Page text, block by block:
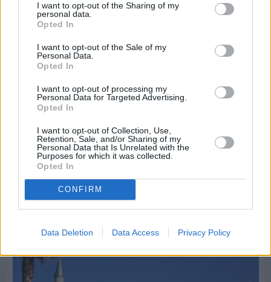
I want to opt-out of the Sharing of my
personal data.
Opted In
I want to opt-out of the Sale of my
Personal Data.
Opted In
I want to opt-out of processing my
Personal Data for Targeted Advertising.
Opted In
I want to opt-out of Collection, Use,
Retention, Sale, and/or Sharing of my
Personal Data that Is Unrelated with the
Purposes for which it was collected.
Opted In
CONFIRM
Data Deletion Data Access Privacy Policy
Πριν 8 ημέρες
Διακοπές ρεύματος: Συνασπισμό των
επιχειρήσεων προτείνει το Επιμελητήριο